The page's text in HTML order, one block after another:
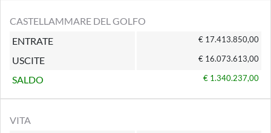
CASTELLAMMARE DEL GOLFO
ENTRATE
€ 17.413.850,00
USCITE € 16.073.613,00
SALDO € 1.340.237,00
VITA